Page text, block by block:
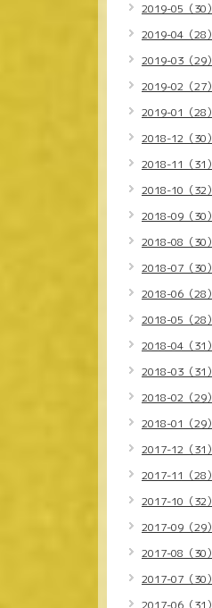
2019-05（30）
2019-04（28）
2019-03（29）
2019-02（27）
2019-01（28）
2018-12（30）
2018-11（31）
2018-10（32）
2018-09（30）
2018-08（30）
2018-07（30）
2018-06（28）
2018-05（28）
2018-04（31）
2018-03（31）
2018-02（29）
2018-01（29）
2017-12（31）
2017-11（28）
2017-10（32）
2017-09（29）
2017-08（30）
2017-07（30）
2017-06（31）